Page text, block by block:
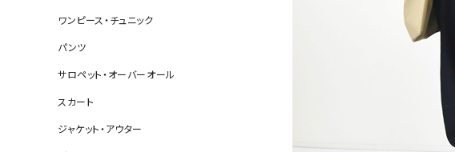
ジャケット
コート
ワンピース・チュニック
パンツ
サロペット・オーバーオール
スカート
ジャケット・アウター